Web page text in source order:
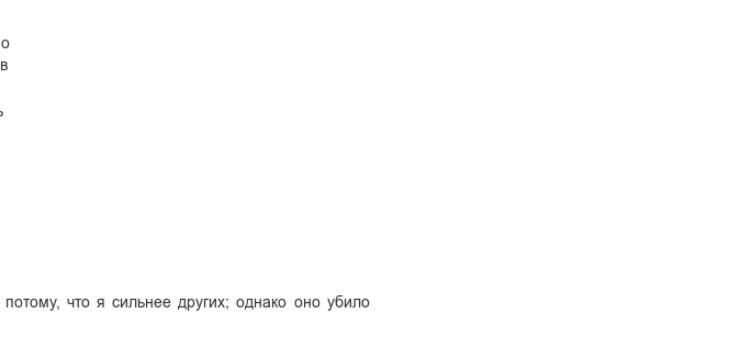
что я сильнее других; однако оно убило